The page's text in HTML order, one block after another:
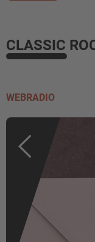
CLASSIC
WEBRADIO